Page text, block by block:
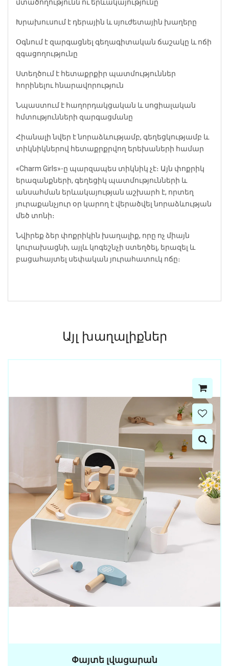
մտածողությունն ու երևակայությունը
Խրախուսում է դերային և սյուժետային խաղերը
Օգնում է զարգացնել գեղագիտական ճաշակը և ոճի
զգացողությունը
Ստեղծում է հետաքրքիր պատմություններ
հորինելու հնարավորություն
Նպաստում է հաղորդակցական և սոցիալական
հմտությունների զարգացմանը
Հիանալի նվեր է նորաձևությամբ, գեղեցկությամբ և
տիկնիկներով հետաքրքրվող երեխաների համար
«Charm Girls»-ը պարզապես տիկնիկ չէ։ Այն փոքրիկ
երազանքների, գեղեցիկ պատմությունների և
անսահման երևակայության աշխարհ է, որտեղ
յուրաքանչյուր օր կարող է վերածվել նորաձևության
մեծ տոնի։
Նվիրեք ձեր փոքրիկին խաղալիք, որը ոչ միայն
կուրախացնի, այլև կոգեշնչի ստեղծել, երազել և
բացահայտել սեփական յուրահատուկ ոճը։
Այլ խաղալիքներ
Փայտե լվացարան